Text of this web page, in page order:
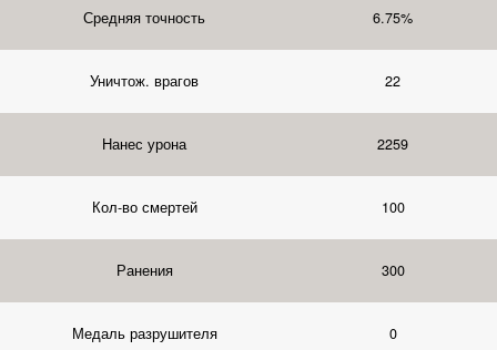
Средняя точность 6.75%
Уничтож. врагов 22
Нанес урона 2259
Кол-во смертей 100
Ранения 300
Медаль разрушителя 0